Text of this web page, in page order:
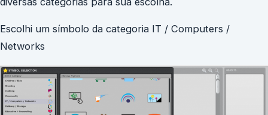
Escolhi um símbolo da categoria IT / Computers /
Networks